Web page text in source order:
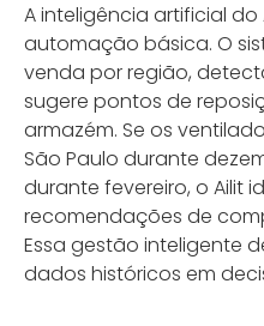
A inteligência artificial do
automação básica. O
venda por região,
sugere pontos de
armazém. Se os
São Paulo durante
durante fevereiro, o Ailit
recomendações de
Essa gestão inteligente
dados históricos em